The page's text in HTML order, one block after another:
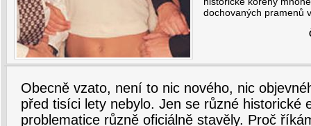
dochovaných pramenů
Obecně vzato, není to nic nového, nic
před tisíci lety nebylo. Jen se různé historické
problematice různě oficiálně stavěly. Proč